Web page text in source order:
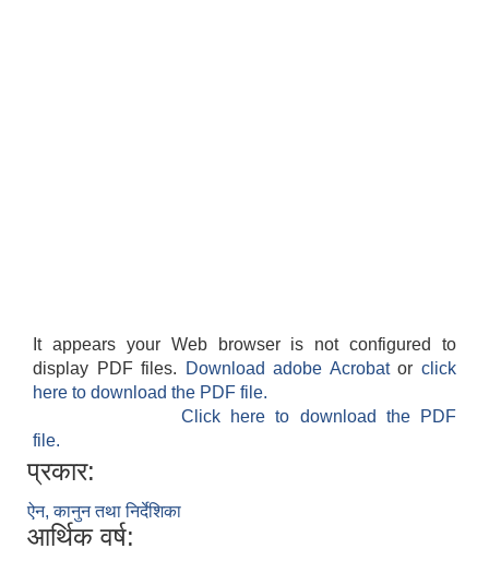
It appears your Web browser is not configured to
display PDF files.
Download adobe Acrobatorclick
here to download the PDF file.
Click here to download the PDF
file.
प्रकार:
ऐन, कानुन तथा निर्देशिका
आर्थिक वर्ष: